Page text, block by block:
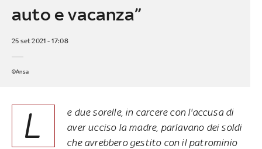
auto e vacanza”
25 set 2021 - 17:08
©Ansa
L
e due sorelle, in carcere con l'accusa di
aver ucciso la madre, parlavano dei soldi
che avrebbero gestito con il patrominio